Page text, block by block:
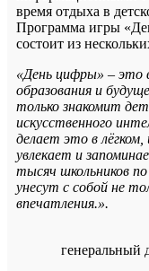
время отдыха в
Программа игры
состоит из
«День цифры» – это
образования и
только знакомит
искусственного
делает это в
увлекает и
тысяч школьников
унесут с собой не
впечатления.».
генеральный